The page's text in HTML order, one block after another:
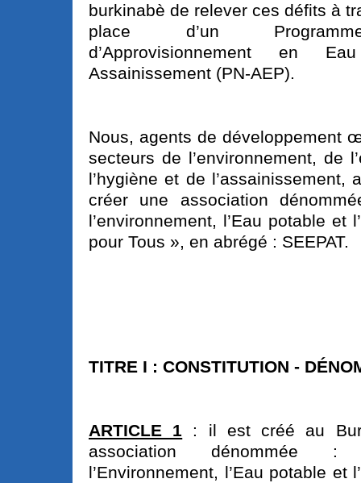
burkinabè de relever ces défits à
place d’un
d’Approvisionnement en
Assainissement (PN-AEP).
Nous, agents de développement
secteurs de l’environnement, de
l’hygiène et de l’assainissement,
créer une association
l’environnement, l’Eau potable et
pour Tous », en abrégé : SEEPAT.
TITRE I : CONSTITUTION -
ARTICLE 1 : il est créé au
association dénommée
l’Environnement, l’Eau potable et